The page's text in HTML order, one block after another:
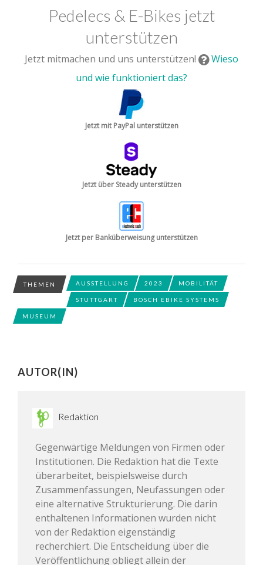
Pedelecs & E-Bikes jetzt
unterstützen
Jetzt mitmachen und uns unterstützen!
Wieso
und wie funktioniert das?
Jetzt mit PayPal unterstützen
Jetzt über Steady unterstützen
Jetzt per Banküberweisung unterstützen
THEMEN AUSSTELLUNG 2023 MOBILITÄT
STUTTGART BOSCH EBIKE SYSTEMS
MUSEUM
AUTOR(IN)
Redaktion
Gegenwärtige Meldungen von Firmen oder
Institutionen. Die Redaktion hat die Texte
überarbeitet, beispielsweise durch
Zusammenfassungen, Neufassungen oder
eine alternative Strukturierung. Die darin
enthaltenen Informationen wurden nicht
von der Redaktion eigenständig
recherchiert. Die Entscheidung über die
Veröffentlichung obliegt allein der